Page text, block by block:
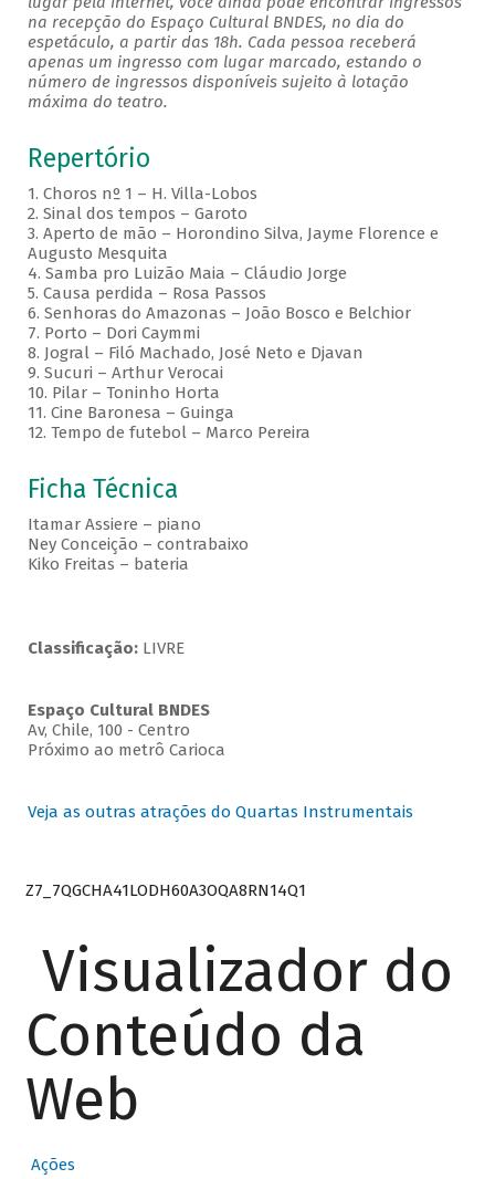
na recepção do Espaço Cultural BNDES, no dia do
espetáculo, a partir das 18h. Cada pessoa receberá
apenas um ingresso com lugar marcado, estando o
número de ingressos disponíveis sujeito à lotação
máxima do teatro.
Repertório
1. Choros nº 1 – H. Villa-Lobos
2. Sinal dos tempos – Garoto
3. Aperto de mão – Horondino Silva, Jayme Florence e
Augusto Mesquita
4. Samba pro Luizão Maia – Cláudio Jorge
5. Causa perdida – Rosa Passos
6. Senhoras do Amazonas – João Bosco e Belchior
7. Porto – Dori Caymmi
8. Jogral – Filó Machado, José Neto e Djavan
9. Sucuri – Arthur Verocai
10. Pilar – Toninho Horta
11. Cine Baronesa – Guinga
12. Tempo de futebol – Marco Pereira
Ficha Técnica
Itamar Assiere – piano
Ney Conceição – contrabaixo
Kiko Freitas – bateria
Classificação: LIVRE
Espaço Cultural BNDES
Av, Chile, 100 - Centro
Próximo ao metrô Carioca
Veja as outras atrações do Quartas Instrumentais
Z7_7QGCHA41LODH60A3OQA8RN14Q1
Visualizador do
Conteúdo da
Web
Ações